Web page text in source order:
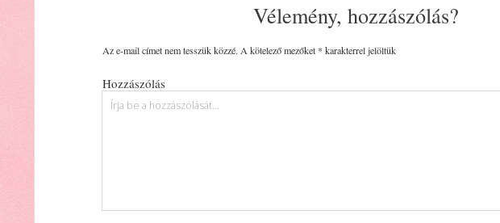
Vélemény, hozzászólás?
Az e-mail címet nem tesszük közzé. A kötelező mezőket * karakterrel jelöltük
Hozzászólás